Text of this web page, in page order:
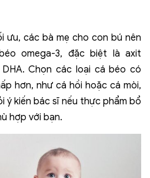
các bà mẹ cho con bú nên
omega-3, đặc biệt là axit
Chọn các loại cá béo có
hơn, như cá hồi hoặc cá mòi,
ý kiến bác sĩ nếu thực phẩm bổ
hợp với bạn.